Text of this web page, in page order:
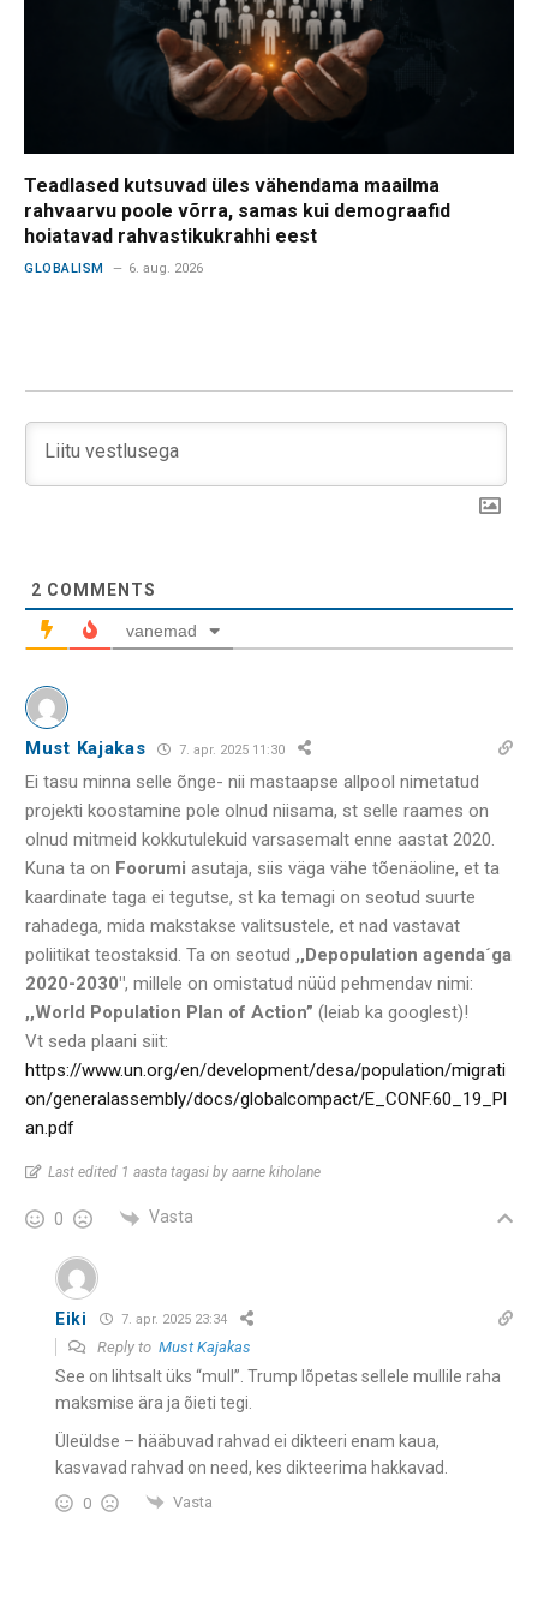
Teadlased kutsuvad üles vähendama maailma
rahvaarvu poole võrra, samas kui demograafid
hoiatavad rahvastikukrahhi eest
GLOBALISM 6. aug. 2026
2 COMMENTS
vanemad
Must Kajakas 7. apr. 2025 11:30
Ei tasu minna selle õnge- nii mastaapse allpool nimetatud
projekti koostamine pole olnud niisama, st selle raames on
olnud mitmeid kokkutulekuid varsasemalt enne aastat 2020.
Kuna ta on Foorumi asutaja, siis väga vähe tõenäoline, et ta
kaardinate taga ei tegutse, st ka temagi on seotud suurte
rahadega, mida makstakse valitsustele, et nad vastavat
poliitikat teostaksid. Ta on seotud ,,Depopulation agenda´ga
2020-2030″, millele on omistatud nüüd pehmendav nimi:
,,World Population Plan of Action” (leiab ka googlest)!
Vt seda plaani siit:
https://www.un.org/en/development/desa/population/migrati
on/generalassembly/docs/globalcompact/E_CONF.60_19_Pl
an.pdf
Last edited 1 aasta tagasi by aarne kiholane
0 Vasta
Eiki 7. apr. 2025 23:34
Reply to Must Kajakas
See on lihtsalt üks “mull”. Trump lõpetas sellele mullile raha
maksmise ära ja õieti tegi.
Üleüldse – hääbuvad rahvad ei dikteeri enam kaua,
kasvavad rahvad on need, kes dikteerima hakkavad.
0 Vasta